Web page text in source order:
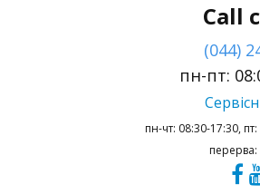
Call
(044)
пн-пт:
пн-чт: 08:30-17:30,
перерва: